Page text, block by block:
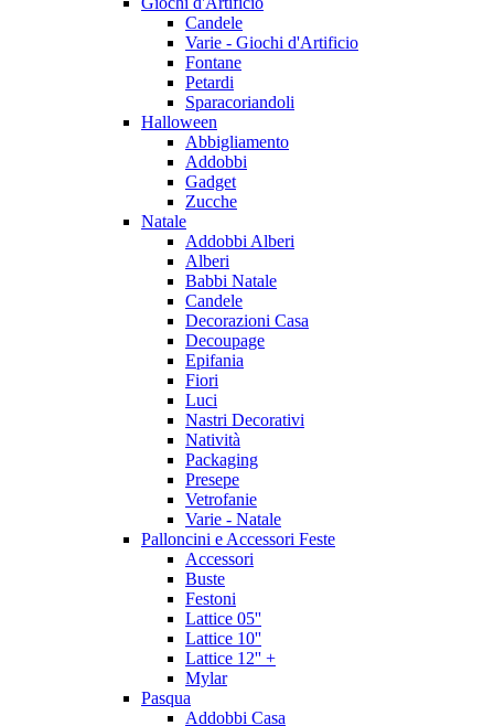
Candele
Varie - Giochi d'Artificio
Fontane
Petardi
Sparacoriandoli
Halloween
Abbigliamento
Addobbi
Gadget
Zucche
Natale
Addobbi Alberi
Alberi
Babbi Natale
Candele
Decorazioni Casa
Decoupage
Epifania
Fiori
Luci
Nastri Decorativi
Natività
Packaging
Presepe
Vetrofanie
Varie - Natale
Palloncini e Accessori Feste
Accessori
Buste
Festoni
Lattice 05''
Lattice 10''
Lattice 12'' +
Mylar
Pasqua
Addobbi Casa